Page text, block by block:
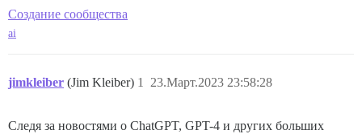
Создание сообщества
ai
jimkleiber (Jim Kleiber) 23.Март.2023 23:58:28
1
Следя за новостями о ChatGPT, GPT-4 и других больших